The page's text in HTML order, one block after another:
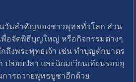
วันสำคัญของชาวพุทธทั่วโลก ส่วน
อจัดพิธีบุญใหญ่ หรือกิจกรรมต่างๆ
ถึงพระพุทธเจ้า เช่น ทำบุญตักบาตร
ล่อยปลา และนิยมเวียนเทียนรอบอุ
ารถวายพุทธบูชาอีกด้วย